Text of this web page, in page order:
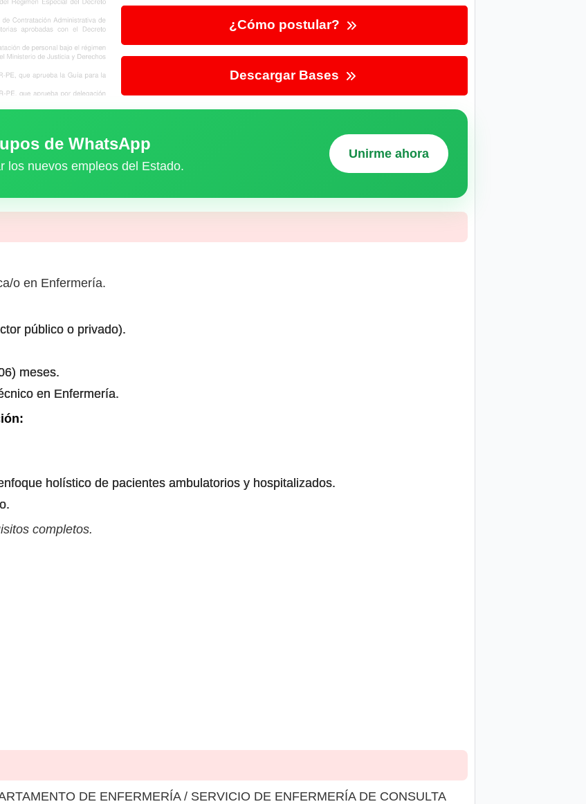
¿Cómo postular?
Descargar Bases
de WhatsApp
los nuevos empleos del Estado.
Unirme ahora
o en Enfermería.
público o privado).
meses.
en Enfermería.
holístico de pacientes ambulatorios y hospitalizados.
completos.
DE ENFERMERÍA / SERVICIO DE ENFERMERÍA DE CONSULTA